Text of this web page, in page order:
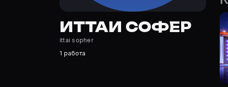
Где открыть фильмографию Иттаи Софер?
На Movie Planner: https://movie-planner.ru/s/7172648 —
ИТТАИ СОФЕР
ittai sopher
1 работа